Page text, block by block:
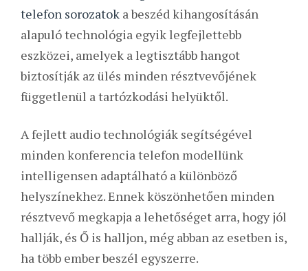
telefon sorozatok a beszéd kihangosításán
alapuló technológia egyik legfejlettebb
eszközei, amelyek a legtisztább hangot
biztosítják az ülés minden résztvevőjének
függetlenül a tartózkodási helyüktől.
A fejlett audio technológiák segítségével
minden konferencia telefon modellünk
intelligensen adaptálható a különböző
helyszínekhez. Ennek köszönhetően minden
résztvevő megkapja a lehetőséget arra, hogy jól
hallják, és Ő is halljon, még abban az esetben is,
ha több ember beszél egyszerre.